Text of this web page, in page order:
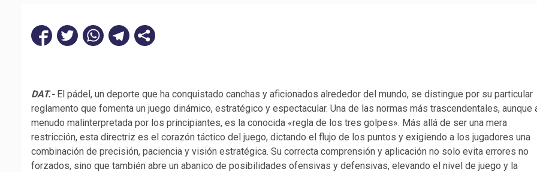
DAT.-El pádel, un deporte que ha conquistado canchas y aficionados alrededor del mundo, se distingue por su particular
reglamento que fomenta un juego dinámico, estratégico y espectacular. Una de las normas más trascendentales, aunque
menudo malinterpretada por los principiantes, es la conocida «regla de los tres golpes». Más allá de ser una mera
restricción, esta directriz es el corazón táctico del juego, dictando el flujo de los puntos y exigiendo a los jugadores una
combinación de precisión, paciencia y visión estratégica. Su correcta comprensión y aplicación no solo evita errores no
forzados, sino que también abre un abanico de posibilidades ofensivas y defensivas, elevando el nivel de juego y la